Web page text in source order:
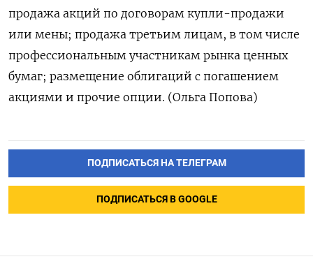
продажа акций по договорам купли-продажи
или мены; продажа третьим лицам, в том числе
профессиональным участникам рынка ценных
бумаг; размещение облигаций с погашением
акциями и прочие опции. (Ольга Попова)
ПОДПИСАТЬСЯ НА ТЕЛЕГРАМ
ПОДПИСАТЬСЯ В GOOGLE